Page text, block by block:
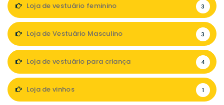
Loja de vestuário feminino 3
Loja de Vestuário Masculino 3
Loja de vestuário para criança 4
Loja de vinhos 1